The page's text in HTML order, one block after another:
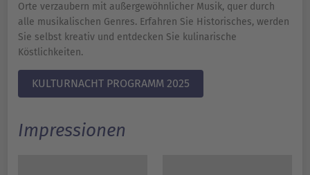
Orte verzaubern mit außergewöhnlicher Musik, quer durch
alle musikalischen Genres. Erfahren Sie Historisches, werden
Sie selbst kreativ und entdecken Sie kulinarische
Köstlichkeiten.
KULTURNACHT PROGRAMM 2025
Impressionen